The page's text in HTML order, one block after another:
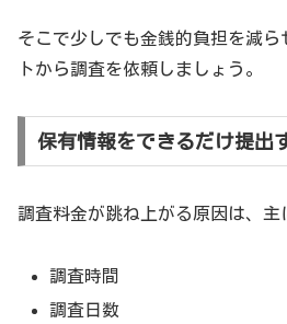
そこで少しでも金銭的負担を減
トから調査を依頼しましょう。
保有情報をできるだけ提出
調査料金が跳ね上がる原因は、主
調査時間
調査日数